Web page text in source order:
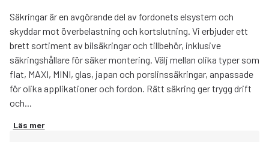
Säkringar är en avgörande del av fordonets elsystem och
skyddar mot överbelastning och kortslutning. Vi erbjuder ett
brett sortiment av bilsäkringar och tillbehör, inklusive
säkringshållare för säker montering. Välj mellan olika typer som
flat, MAXI, MINI, glas, japan och porslinssäkringar, anpassade
för olika applikationer och fordon. Rätt säkring ger trygg drift
och...
Läs mer